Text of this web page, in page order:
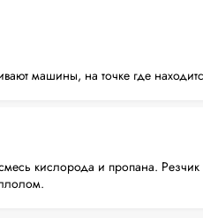
машины, на точке где
кислорода и пропана. Резчик